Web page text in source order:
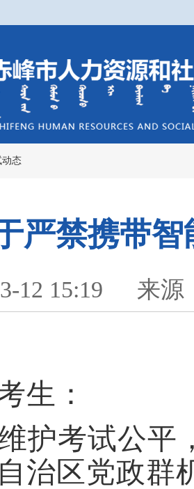
动态
严禁携带
12 15:19 来源
生：
护考试公平
治区党政群